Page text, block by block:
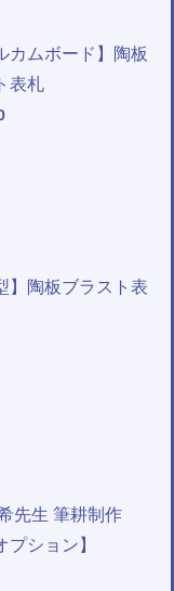
カムボード】陶板
表札
】陶板ブラスト表
先生 筆耕制作
オプション】